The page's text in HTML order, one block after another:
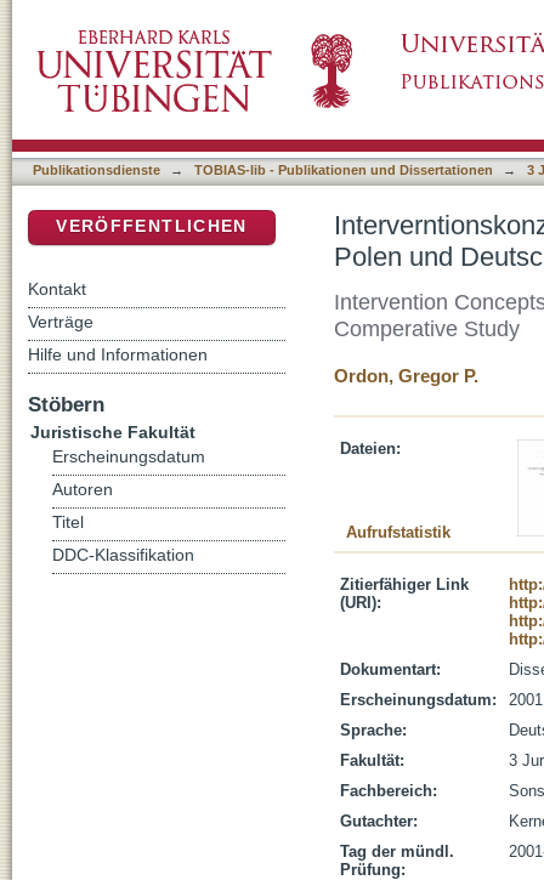
rechtsvergleichende Betrachtung
Publikationsdienste → TOBIAS-lib - Publikationen und Dissertationen → 3
Polen und
Intervention
Comperative Study
Ordon, Gregor P.
Dateien:
Aufrufstatistik
Zitierfähiger Link
(URI):
Dokumentart:
Erscheinungsdatum:
2001
Sprache:
Fakultät:
3
Fachbereich:
Gutachter:
Tag der mündl.
Prüfung:
VERÖFFENTLICHEN
Kontakt
Verträge
Hilfe und Informationen
Stöbern
Juristische Fakultät
Erscheinungsdatum
Autoren
Titel
DDC-Klassifikation